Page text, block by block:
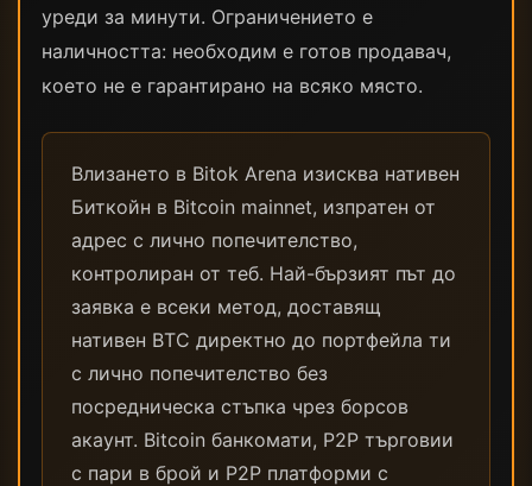
уреди за минути. Ограничението е
наличността: необходим е готов продавач,
което не е гарантирано на всяко място.
Влизането в Bitok Arena изисква нативен
Биткойн в Bitcoin mainnet, изпратен от
адрес с лично попечителство,
контролиран от теб. Най-бързият път до
заявка е всеки метод, доставящ
нативен BTC директно до портфейла ти
с лично попечителство без
посредническа стъпка чрез борсов
акаунт. Bitcoin банкомати, P2P търговии
с пари в брой и P2P платформи с